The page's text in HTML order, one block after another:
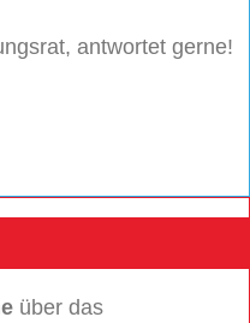
antwortet gerne!
über das